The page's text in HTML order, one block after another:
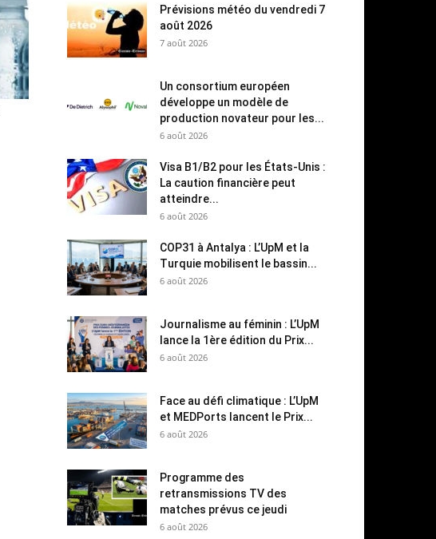
Prévisions météo du vendredi 7
août 2026
7 août 2026
Un consortium européen
développe un modèle de
production novateur pour les...
6 août 2026
Visa B1/B2 pour les États-Unis :
La caution financière peut
atteindre...
6 août 2026
COP31 à Antalya : L’UpM et la
Turquie mobilisent le bassin...
6 août 2026
Journalisme au féminin : L’UpM
lance la 1ère édition du Prix...
6 août 2026
Face au défi climatique : L’UpM
et MEDPorts lancent le Prix...
6 août 2026
Programme des
retransmissions TV des
matches prévus ce jeudi
6 août 2026